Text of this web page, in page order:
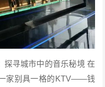
寻城市中的音乐秘境 在
家别具一格的KTV——钱